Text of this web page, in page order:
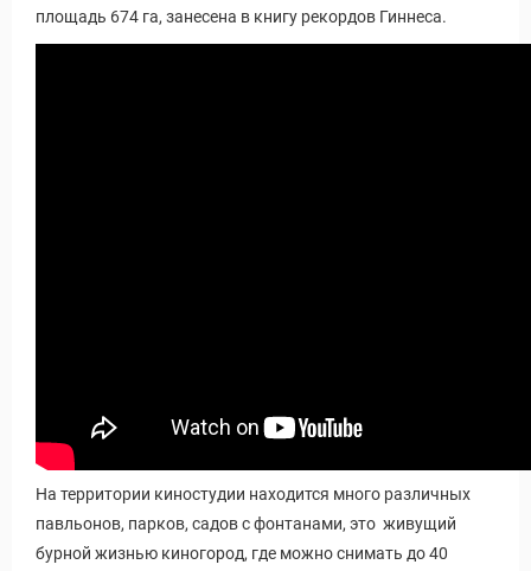
площадь 674 га, занесена в книгу рекордов Гиннеса.
На территории киностудии находится много различных
павльонов, парков, садов с фонтанами, это живущий
бурной жизнью киногород, где можно снимать до 40